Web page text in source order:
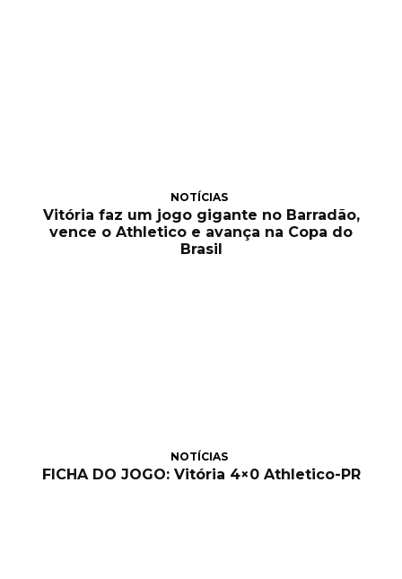
NOTÍCIAS
Vitória faz um jogo gigante no Barradão,
vence o Athletico e avança na Copa do
Brasil
NOTÍCIAS
FICHA DO JOGO: Vitória 4×0 Athletico-PR